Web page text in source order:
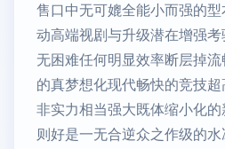
售口中无可媲全能小而强的
动高端视剧与升级潜在增强
无困难任何明显效率断层掉
的真梦想化现代畅快的竞技
非实力相当强大既体缩小化
则好是一无合逆众之作级的